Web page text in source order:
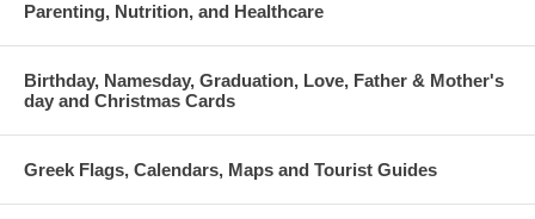
Parenting, Nutrition, and Healthcare
Birthday, Namesday, Graduation, Love, Father & Mother's
day and Christmas Cards
Greek Flags, Calendars, Maps and Tourist Guides